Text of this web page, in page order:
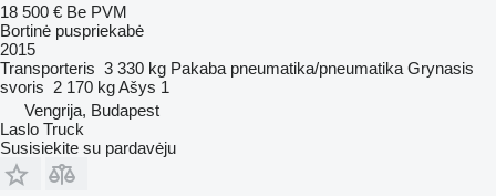
18 500 € Be PVM
Bortinė puspriekabė
2015
Transporteris 3 330 kg Pakaba pneumatika/pneumatika Grynasis
svoris 2 170 kgAšys 1
Vengrija, Budapest
Laslo Truck
Susisiekite su pardavėju